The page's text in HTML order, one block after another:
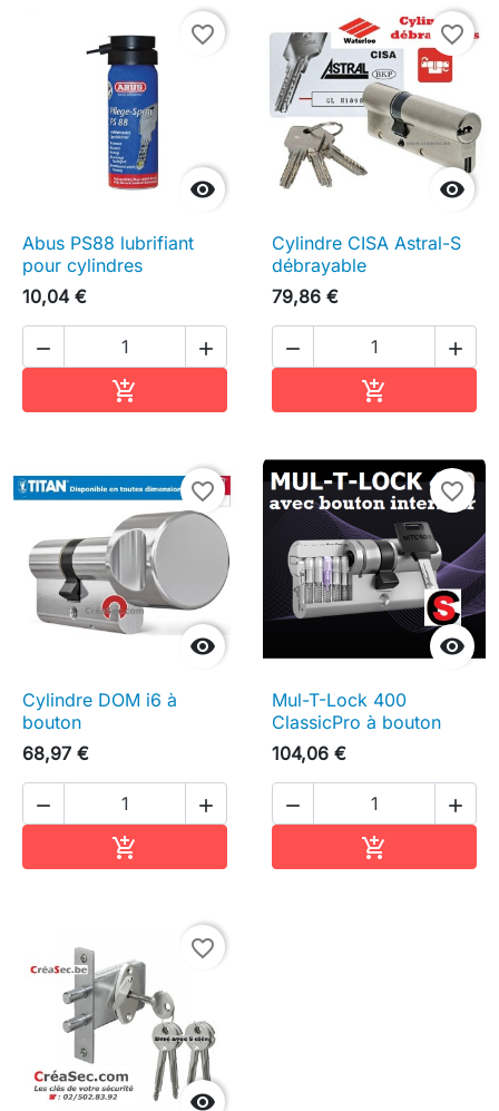

favorite_border
Abus PS88 lubrifiant
pour cylindres
10,04 €
 


favorite_border
Cylindre CISA Astral-S
débrayable
79,86 €
 


favorite_border
Cylindre DOM i6 à
bouton
68,97 €
 


favorite_border
Mul-T-Lock 400
ClassicPro à bouton
104,06 €
 


favorite_border